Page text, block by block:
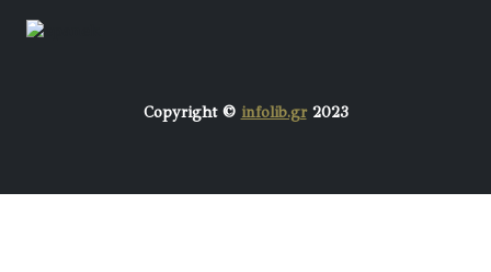
Copyright © infolib.gr2023